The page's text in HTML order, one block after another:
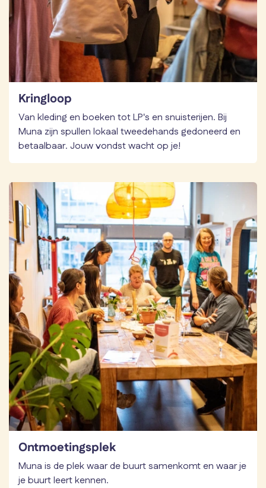
Kringloop
Van kleding en boeken tot LP's en snuisterijen. Bij
Muna zijn spullen lokaal tweedehands gedoneerd en
betaalbaar. Jouw vondst wacht op je!
Ontmoetingsplek
Muna is de plek waar de buurt samenkomt en waar je
je buurt leert kennen.